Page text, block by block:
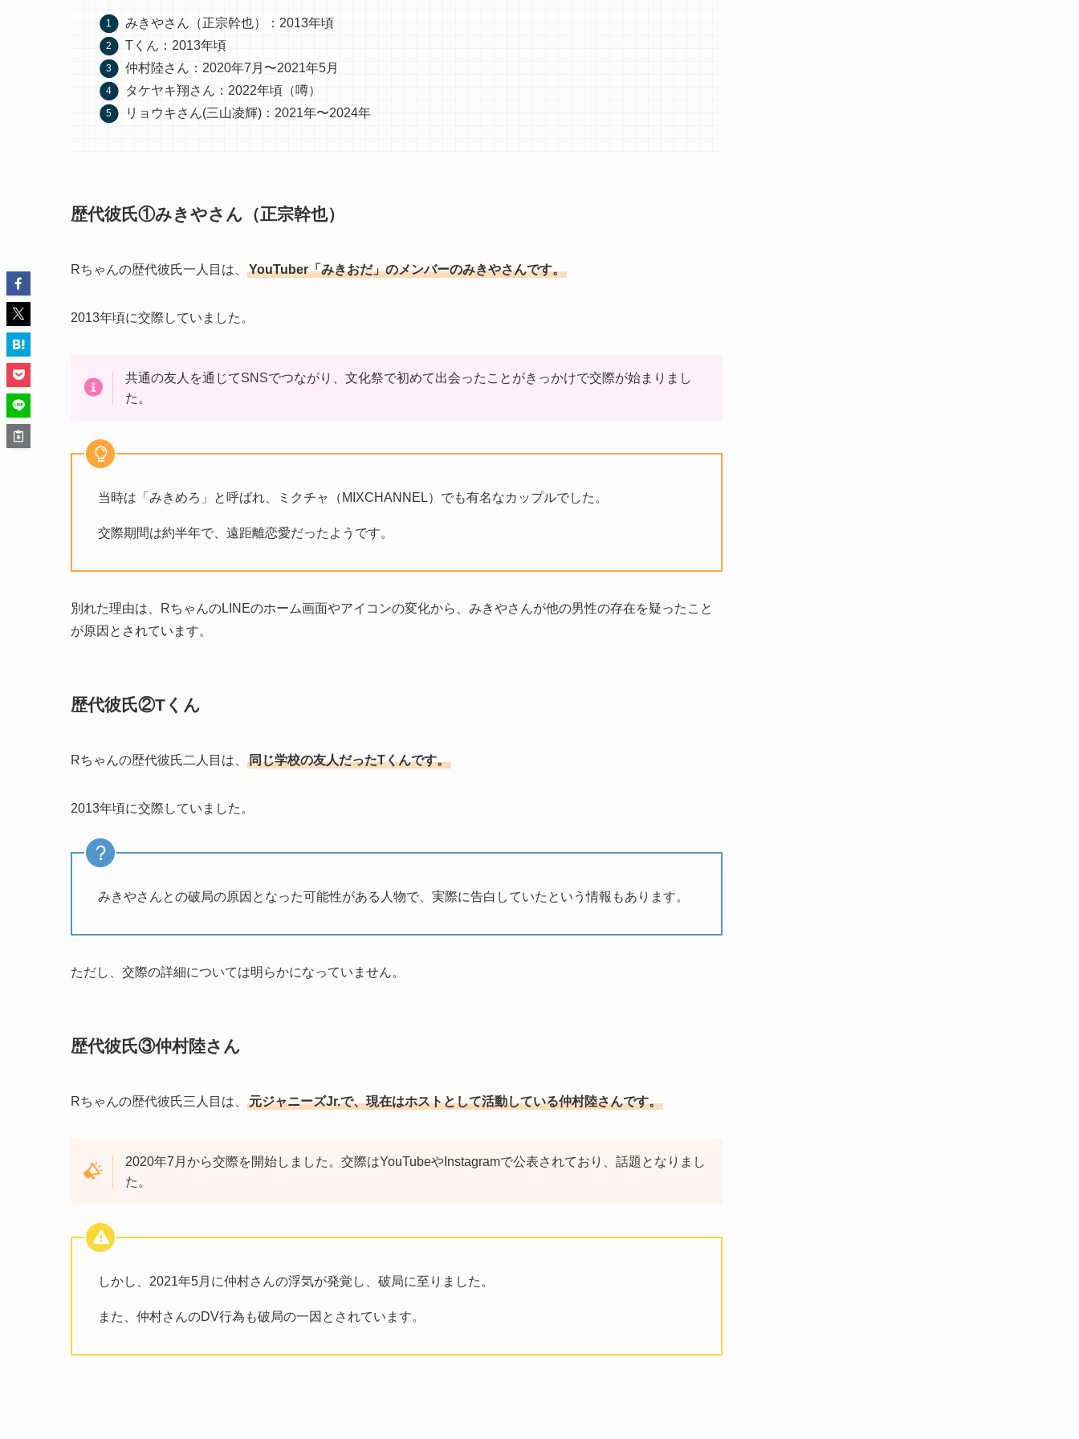
みきやさん（正宗幹也）：2013年頃
Tくん：2013年頃
仲村陸さん：2020年7月〜2021年5月
タケヤキ翔さん：2022年頃（噂）
リョウキさん(三山凌輝)：2021年〜2024年
歴代彼氏①みきやさん（正宗幹也）
Rちゃんの歴代彼氏一人目は、 YouTuber「みきおだ」のメンバーのみきやさんです。
2013年頃に交際していました。
共通の友人を通じてSNSでつながり、文化祭で初めて出会ったことがきっかけで交際が始まりまし
た。
​当時は「みきめろ」と呼ばれ、ミクチャ（MIXCHANNEL）でも有名なカップルでした。
​交際期間は約半年で、遠距離恋愛だったようです。
​別れた理由は、RちゃんのLINEのホーム画面やアイコンの変化から、みきやさんが他の男性の存在を疑ったこと
が原因とされています。
歴代彼氏②Tくん
Rちゃんの歴代彼氏二人目は、 同じ学校の友人だったTくんです。
2013年頃に交際していました。
みきやさんとの破局の原因となった可能性がある人物で、実際に告白していたという情報もあります。
​ただし、交際の詳細については明らかになっていません。
歴代彼氏③仲村陸さん
Rちゃんの歴代彼氏三人目は、 元ジャニーズJr.で、現在はホストとして活動している仲村陸さんです。
2020年7月から交際を開始しました。​交際はYouTubeやInstagramで公表されており、話題となりまし
た。
​しかし、2021年5月に仲村さんの浮気が発覚し、破局に至りました。​
また、仲村さんのDV行為も破局の一因とされています。